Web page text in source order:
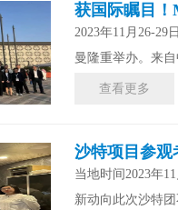
获国际瞩目
2023年11月26-29
曼隆重举办。来
查看更多
沙特项目参观
当地时间2023年
新动向此次沙特